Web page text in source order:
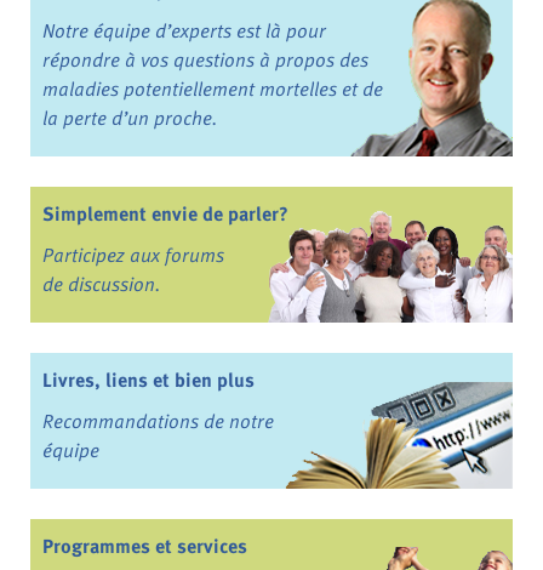
Notre équipe d’experts est là pour
répondre à vos questions à propos des
maladies potentiellement mortelles et de
la perte d’un proche.
Simplement envie de parler?
Participez aux forums
de discussion.
Livres, liens et bien plus
Recommandations de notre
équipe
Programmes et services